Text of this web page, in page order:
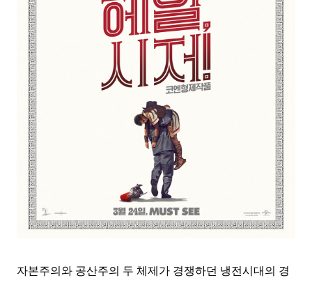
자본주의와 공산주의 두 체제가 경쟁하던 냉전시대의 경